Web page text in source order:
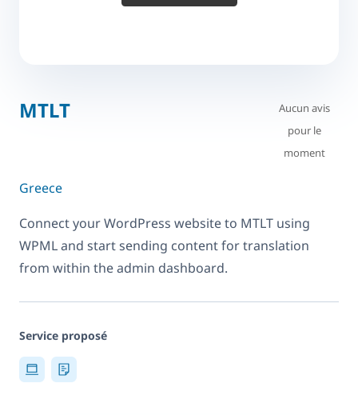
MTLT
Aucun avis
pour le
moment
Greece
Connect your WordPress website to MTLT using
WPML and start sending content for translation
from within the admin dashboard.
Service proposé